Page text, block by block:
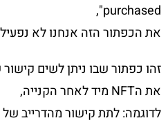
purchased",
את הכפתור הזה אנחנו לא
זהו כפתור שבו ניתן לשים קישור
את הNFT מיד לאחר הקנייה,
לדוגמה: לתת קישור מהדרייב